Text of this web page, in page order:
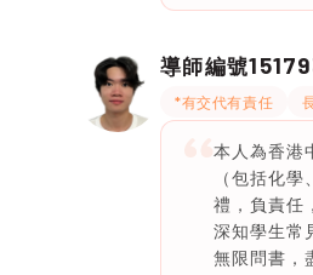
導師編號
*有交代有責任
本人為香港
（包括化
禮，負責任
深知學生常
無限問書，